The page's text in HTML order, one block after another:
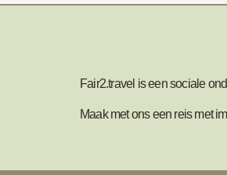
Fair2.travel is een sociale
Maak met ons een reis met